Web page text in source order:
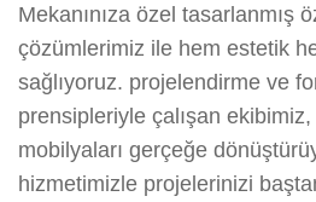
Mekanınıza özel tasarlanmış
çözümlerimiz ile hem estetik
sağlıyoruz. projelendirme ve
prensipleriyle çalışan
mobilyaları gerçeğe
hizmetimizle projelerinizi